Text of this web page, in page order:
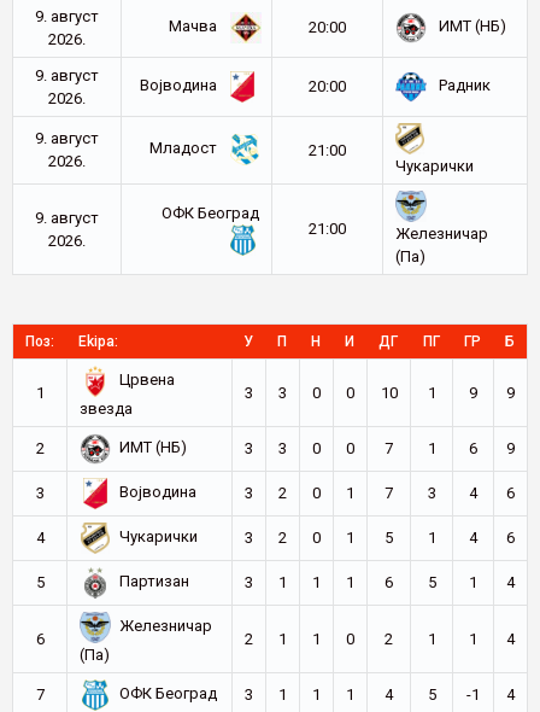
9. август
2026.
Мачва 20:00 ИМТ (НБ)
9. август
2026.
Војводина 20:00 Радник
9. август
2026.
Младост
21:00
Чукарички
9. август
2026.
ОФК Београд
21:00
Железничар
(Па)
Поз: Ekipa: У П Н И ДГ ПГ ГР Б
1
Црвена
звезда
3 3 0 0 10 1 9 9
2 ИМТ (НБ) 3 3 0 0 7 1 6 9
3 Војводина 3 2 0 1 7 3 4 6
4 Чукарички 3 2 0 1 5 1 4 6
5 Партизан 3 1 1 1 6 5 1 4
6
Железничар
(Па)
2 1 1 0 2 1 1 4
7 ОФК Београд 3 1 1 1 4 5 -1 4